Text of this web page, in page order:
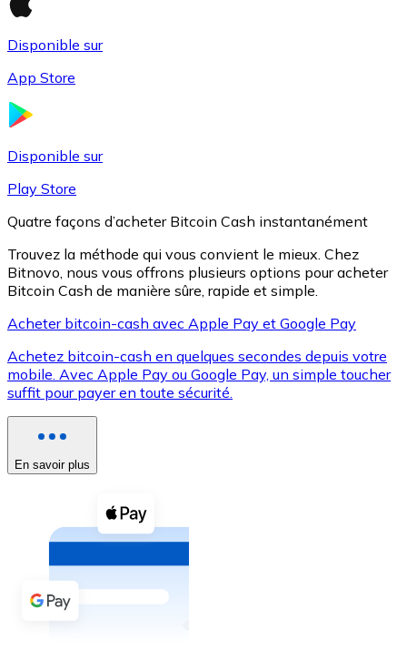
XRP
XRP
Voir toutes
Coupons crypto
Achetez des cryptomonnaies en espèces et d'autres
Acheter avec espèces
Virement SEPA
Disponible sur
App Store
Disponible sur
Play Store
Quatre façons d’acheter Bitcoin Cash instantanément
Trouvez la méthode qui vous convient le mieux. Chez
Bitnovo, nous vous offrons plusieurs options pour acheter
Bitcoin Cash de manière sûre, rapide et simple.
Acheter bitcoin-cash avec Apple Pay et Google Pay
Achetez bitcoin-cash en quelques secondes depuis votre
mobile. Avec Apple Pay ou Google Pay, un simple toucher
suffit pour payer en toute sécurité.
En savoir plus